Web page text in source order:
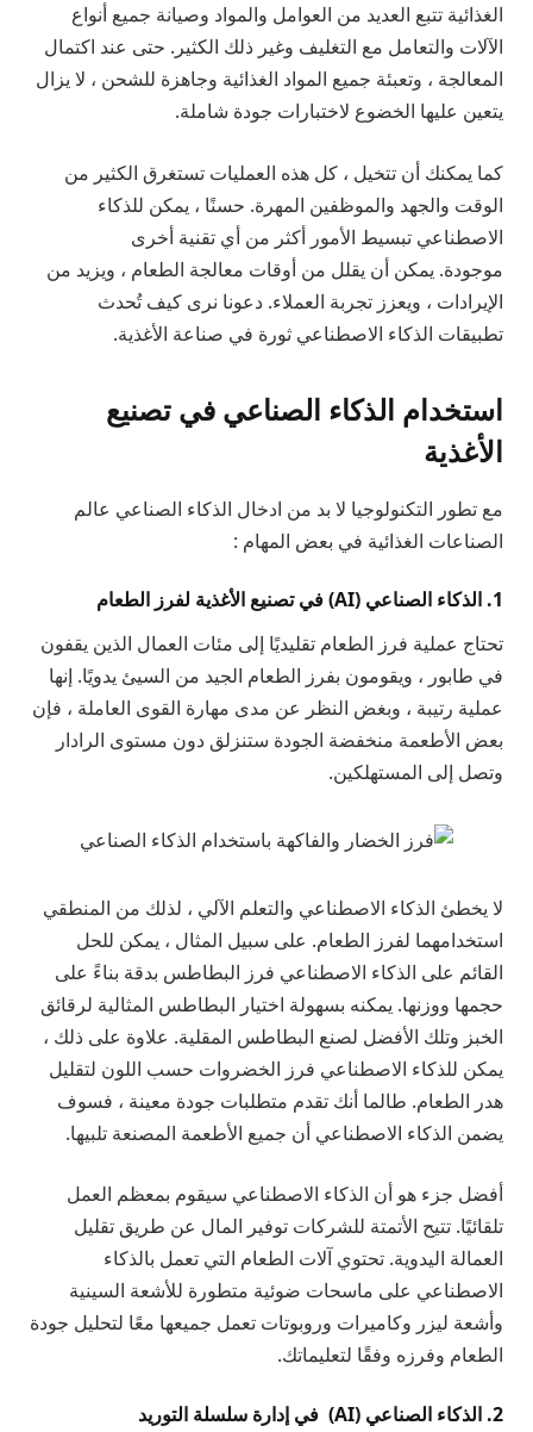
الغذائية تتبع العديد من العوامل والمواد وصيانة جميع أنواع
الآلات والتعامل مع التغليف وغير ذلك الكثير. حتى عند اكتمال
المعالجة ، وتعبئة جميع المواد الغذائية وجاهزة للشحن ، لا يزال
يتعين عليها الخضوع لاختبارات جودة شاملة.
كما يمكنك أن تتخيل ، كل هذه العمليات تستغرق الكثير من
الوقت والجهد والموظفين المهرة. حسنًا ، يمكن للذكاء
الاصطناعي تبسيط الأمور أكثر من أي تقنية أخرى
موجودة. يمكن أن يقلل من أوقات معالجة الطعام ، ويزيد من
الإيرادات ، ويعزز تجربة العملاء. دعونا نرى كيف تُحدث
تطبيقات الذكاء الاصطناعي ثورة في صناعة الأغذية.
استخدام الذكاء الصناعي في تصنيع
الأغذية
مع تطور التكنولوجيا لا بد من ادخال الذكاء الصناعي عالم
الصناعات الغذائية في بعض المهام :
1. الذكاء الصناعي (AI) في تصنيع الأغذية لفرز الطعام
تحتاج عملية فرز الطعام تقليديًا إلى مئات العمال الذين يقفون
في طابور ، ويقومون بفرز الطعام الجيد من السيئ يدويًا. إنها
عملية رتيبة ، وبغض النظر عن مدى مهارة القوى العاملة ، فإن
بعض الأطعمة منخفضة الجودة ستنزلق دون مستوى الرادار
وتصل إلى المستهلكين.
لا يخطئ الذكاء الاصطناعي والتعلم الآلي ، لذلك من المنطقي
استخدامهما لفرز الطعام. على سبيل المثال ، يمكن للحل
القائم على الذكاء الاصطناعي فرز البطاطس بدقة بناءً على
حجمها ووزنها. يمكنه بسهولة اختيار البطاطس المثالية لرقائق
الخبز وتلك الأفضل لصنع البطاطس المقلية. علاوة على ذلك ،
يمكن للذكاء الاصطناعي فرز الخضروات حسب اللون لتقليل
هدر الطعام. طالما أنك تقدم متطلبات جودة معينة ، فسوف
يضمن الذكاء الاصطناعي أن جميع الأطعمة المصنعة تلبيها.
أفضل جزء هو أن الذكاء الاصطناعي سيقوم بمعظم العمل
تلقائيًا. تتيح الأتمتة للشركات توفير المال عن طريق تقليل
العمالة اليدوية. تحتوي آلات الطعام التي تعمل بالذكاء
الاصطناعي على ماسحات ضوئية متطورة للأشعة السينية
وأشعة ليزر وكاميرات وروبوتات تعمل جميعها معًا لتحليل جودة
الطعام وفرزه وفقًا لتعليماتك.
2. الذكاء الصناعي (AI) في إدارة سلسلة التوريد